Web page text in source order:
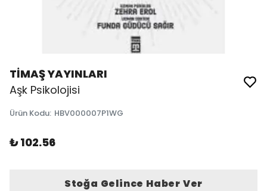
TİMAŞ YAYINLARI
Aşk Psikolojisi
Ürün Kodu: HBV000007P1WG
₺ 102.56
Stoğa Gelince Haber Ver